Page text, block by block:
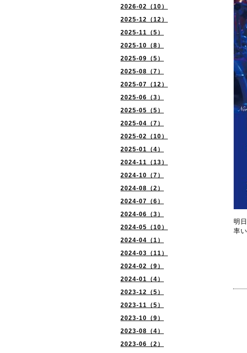
2026-02（10）
2025-12（12）
2025-11（5）
2025-10（8）
2025-09（5）
2025-08（7）
2025-07（12）
2025-06（3）
2025-05（5）
2025-04（7）
2025-02（10）
2025-01（4）
2024-11（13）
2024-10（7）
2024-08（2）
2024-07（6）
2024-06（3）
2024-05（10）
2024-04（1）
2024-03（11）
2024-02（9）
2024-01（4）
2023-12（5）
2023-11（5）
2023-10（9）
2023-08（4）
2023-06（2）
明
率